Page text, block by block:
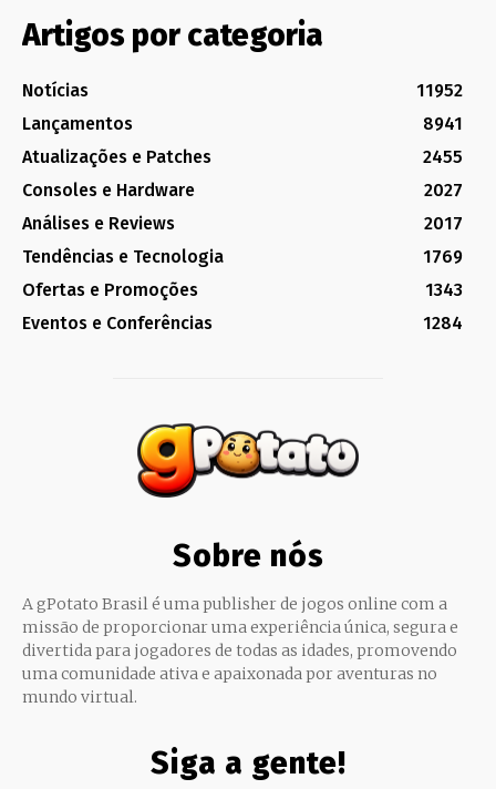
Artigos por categoria
Notícias
11952
Lançamentos
8941
Atualizações e Patches
2455
Consoles e Hardware
2027
Análises e Reviews
2017
Tendências e Tecnologia
1769
Ofertas e Promoções
1343
Eventos e Conferências
1284
Sobre nós
A gPotato Brasil é uma publisher de jogos online com a
missão de proporcionar uma experiência única, segura e
divertida para jogadores de todas as idades, promovendo
uma comunidade ativa e apaixonada por aventuras no
mundo virtual.
Siga a gente!